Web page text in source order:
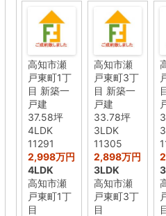
高知市瀬
戸東町1丁
目 新築一
戸建
37.58坪
4LDK
11291
2,998万円
4LDK
高知市瀬
戸東町1丁
目
高知市瀬
戸東町3丁
目 新築一
戸建
33.78坪
3LDK
11305
2,898万円
3LDK
高知市瀬
戸東町3丁
目